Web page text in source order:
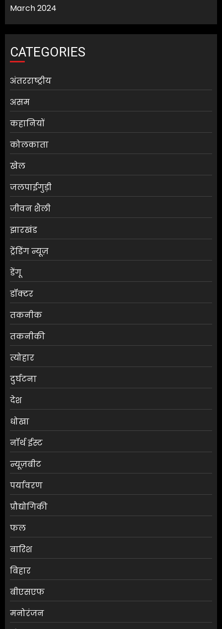
March 2024
CATEGORIES
अंतरराष्ट्रीय
असम
कहानियों
कोलकाता
खेल
जलपाईगुड़ी
जीवन शैली
झारखंड
ट्रेंडिंग न्यूज़
डेंगू
डॉक्टर
तकनीक
तकनीकी
त्योहार
दुर्घटना
देश
धोखा
नॉर्थ ईस्ट
न्यूज़बीट
पर्यावरण
प्रौद्योगिकी
फल
बारिश
बिहार
बीएसएफ
मनोरंजन